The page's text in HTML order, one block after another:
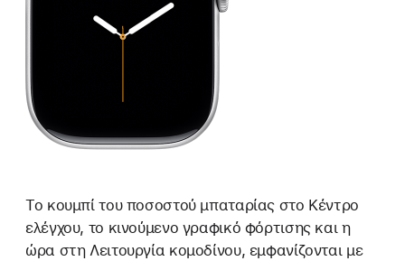
Το κουμπί του ποσοστού μπαταρίας στο Κέντρο
ελέγχου, το κινούμενο γραφικό φόρτισης και η
ώρα στη Λειτουργία κομοδίνου, εμφανίζονται με